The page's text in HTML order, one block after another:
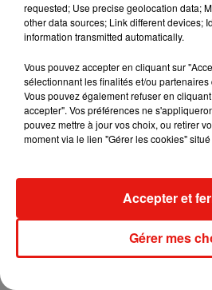
Tour en 2015. Le public deSorignya
grands succès des deux artistes tels
Enamore".
Carbonne et Franglish
lesquelles il n'a pas oublié
"Imagine"
dévoilé à la radio ou sur les
Pour terminer la soirée,Franglish
requested; Use precise geolocation data;
other data sources; Link different devices;
information transmitted automatically.
Vous pouvez accepter en cliquant sur
sélectionnant les finalités et/ou partenaires
Vous pouvez également refuser en
accepter". Vos préférences ne
pouvez mettre à jour vos choix, ou retirer
moment via le lien "Gérer les cookies"
Gérer mes
Accepter et